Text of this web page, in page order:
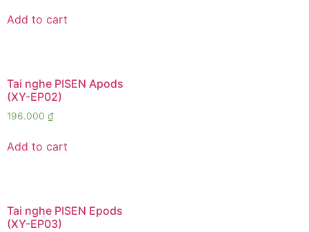
Add to cart
Tai nghe PISEN Apods
(XY-EP02)
196.000 ₫
Add to cart
Tai nghe PISEN Epods
(XY-EP03)